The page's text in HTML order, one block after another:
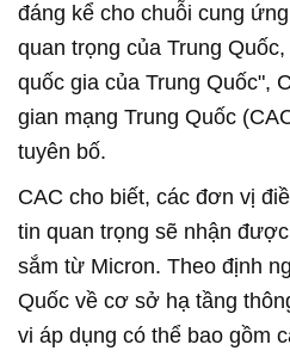
đáng kể cho chuỗi cung
quan trọng của Trung
quốc gia của Trung Quốc",
gian mạng Trung Quốc
tuyên bố.
CAC cho biết, các đơn vị
tin quan trọng sẽ nhận
sắm từ Micron. Theo định
Quốc về cơ sở hạ tầng
vi áp dụng có thể bao gồm